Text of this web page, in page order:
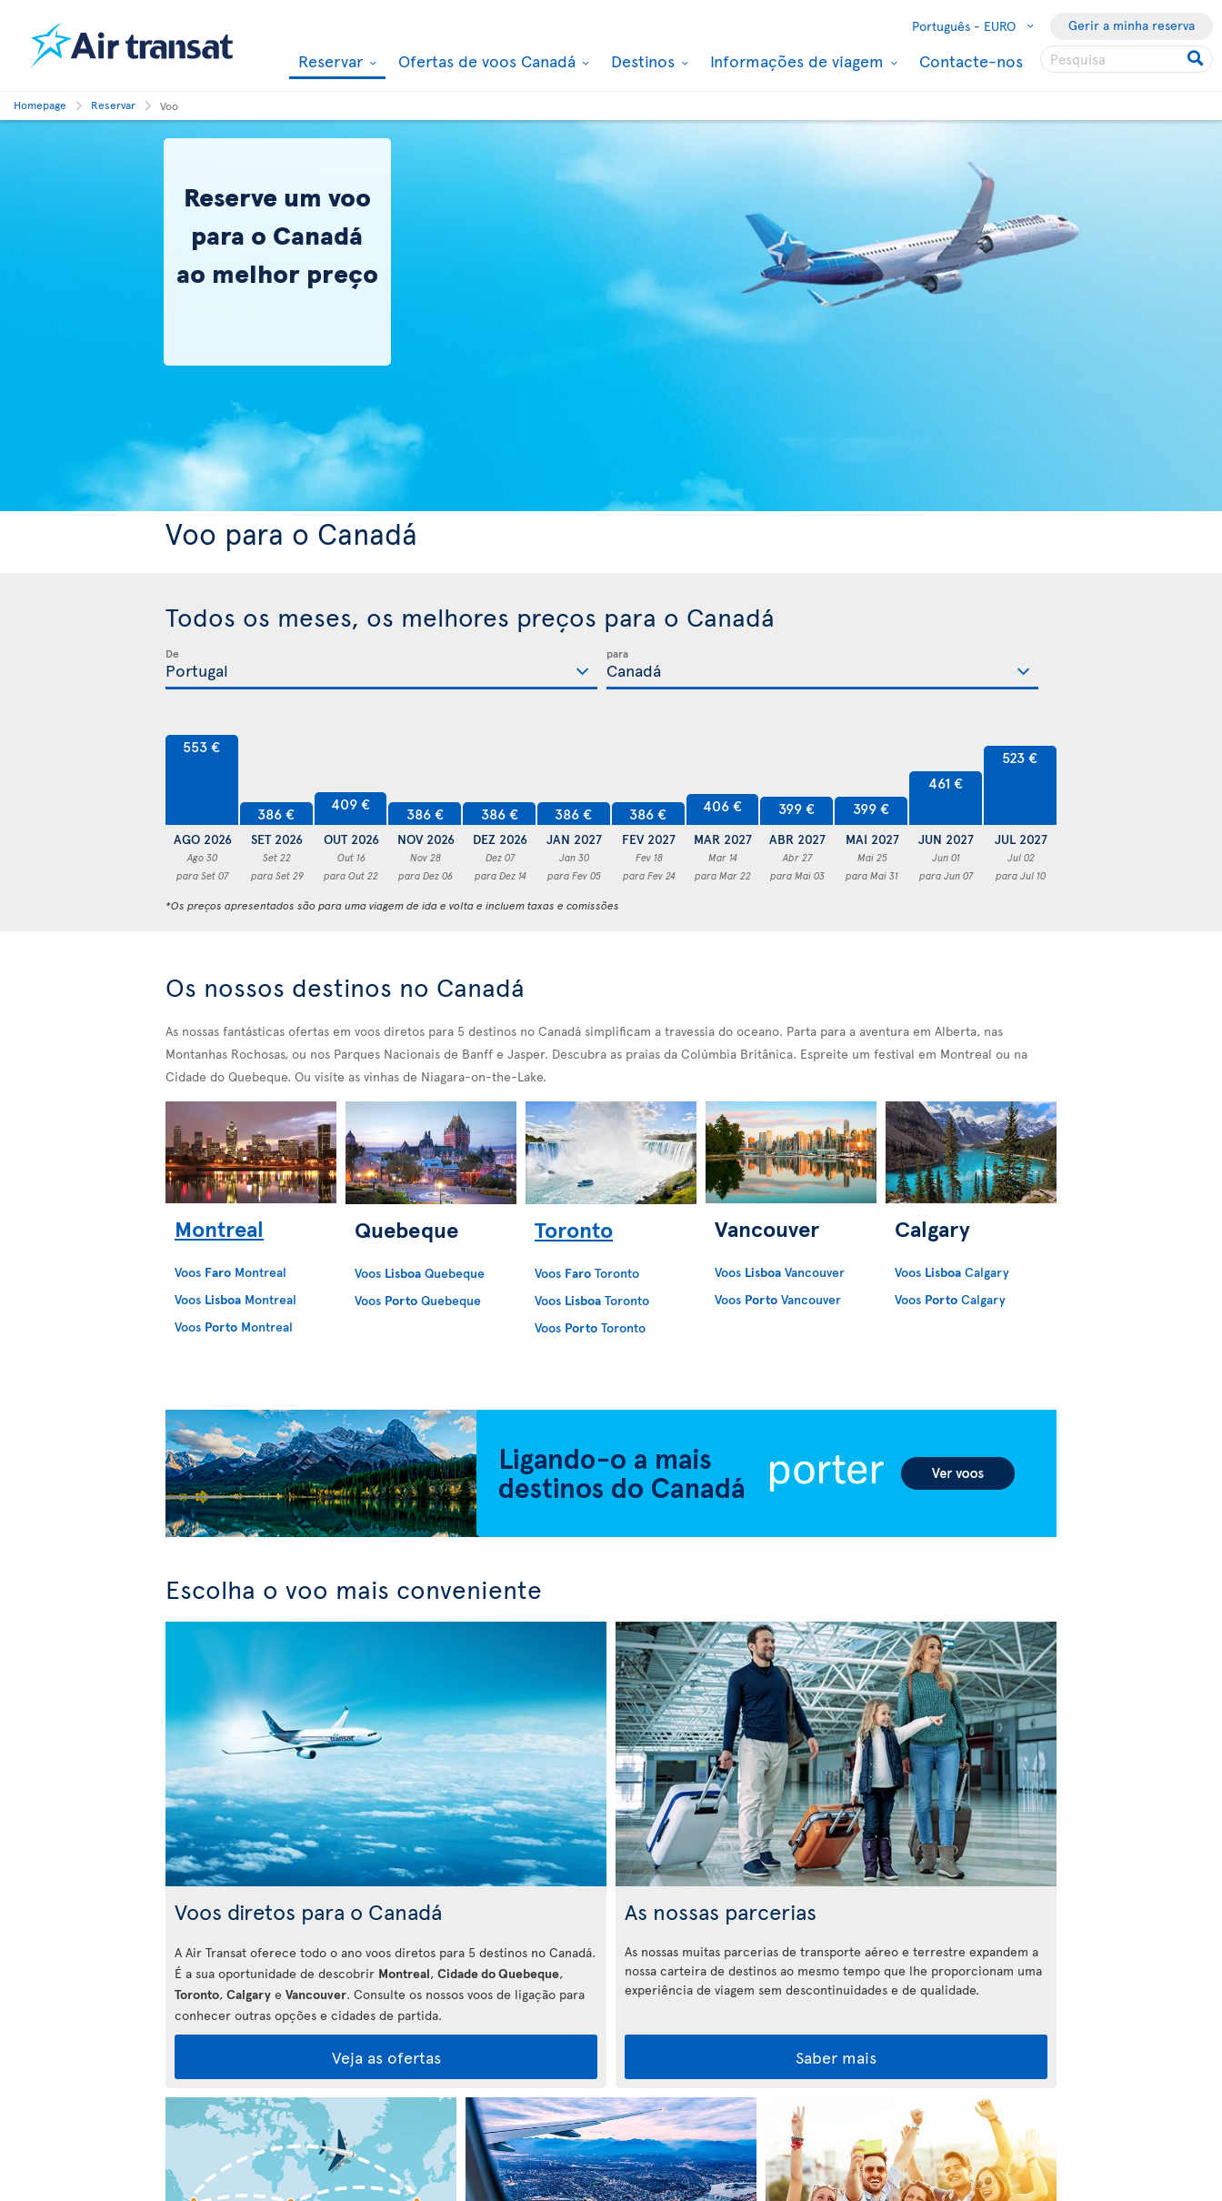
Português - EURO Gerir a minha reserva
Reservar Ofertas de voos Canadá Destinos Informações de viagem Contacte-nos
Homepage Reservar Voo
Reserve um voo
para o Canadá
ao melhor preço
Voo para o Canadá
Todos os meses, os melhores preços para o Canadá
De para
553 €
AGO 2026
Ago 30
para Set 07
386 €
SET 2026
Set 22
para Set 29
409 €
OUT 2026
Out 16
para Out 22
386 €
NOV 2026
Nov 28
para Dez 06
386 €
DEZ 2026
Dez 07
para Dez 14
386 €
JAN 2027
Jan 30
para Fev 05
386 €
FEV 2027
Fev 18
para Fev 24
406 €
MAR 2027
Mar 14
para Mar 22
399 €
ABR 2027
Abr 27
para Mai 03
399 €
MAI 2027
Mai 25
para Mai 31
461 €
JUN 2027
Jun 01
para Jun 07
523 €
JUL 2027
Jul 02
para Jul 10
*Os preços apresentados são para uma viagem de ida e volta e incluem taxas e comissões
Os nossos destinos no Canadá
As nossas fantásticas ofertas em voos diretos para 5 destinos no Canadá simplificam a travessia do oceano. Parta para a aventura em Alberta, nas
Montanhas Rochosas, ou nos Parques Nacionais de Banff e Jasper. Descubra as praias da Colúmbia Britânica. Espreite um festival em Montreal ou na
Cidade do Quebeque. Ou visite as vinhas de Niagara-on-the-Lake.
Montreal
Voos Faro Montreal
Voos Lisboa Montreal
Voos Porto Montreal
Quebeque
Voos Lisboa Quebeque
Voos Porto Quebeque
Toronto
Voos Faro Toronto
Voos Lisboa Toronto
Voos Porto Toronto
Vancouver
Voos Lisboa Vancouver
Voos Porto Vancouver
Calgary
Voos Lisboa Calgary
Voos Porto Calgary
Escolha o voo mais conveniente
Voos diretos para o Canadá
A Air Transat oferece todo o ano voos diretos para 5 destinos no Canadá.
É a sua oportunidade de descobrir Montreal, Cidade do Quebeque,
Toronto, Calgary e Vancouver. Consulte os nossos voos de ligação para
conhecer outras opções e cidades de partida.
Veja as ofertas
As nossas parcerias
As nossas muitas parcerias de transporte aéreo e terrestre expandem a
nossa carteira de destinos ao mesmo tempo que lhe proporcionam uma
experiência de viagem sem descontinuidades e de qualidade.
Saber mais